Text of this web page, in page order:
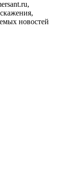
новостей